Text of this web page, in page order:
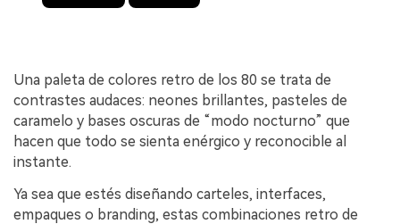
Una paleta de colores retro de los 80 se trata de
contrastes audaces: neones brillantes, pasteles de
caramelo y bases oscuras de “modo nocturno” que
hacen que todo se sienta enérgico y reconocible al
instante.
Ya sea que estés diseñando carteles, interfaces,
empaques o branding, estas combinaciones retro de